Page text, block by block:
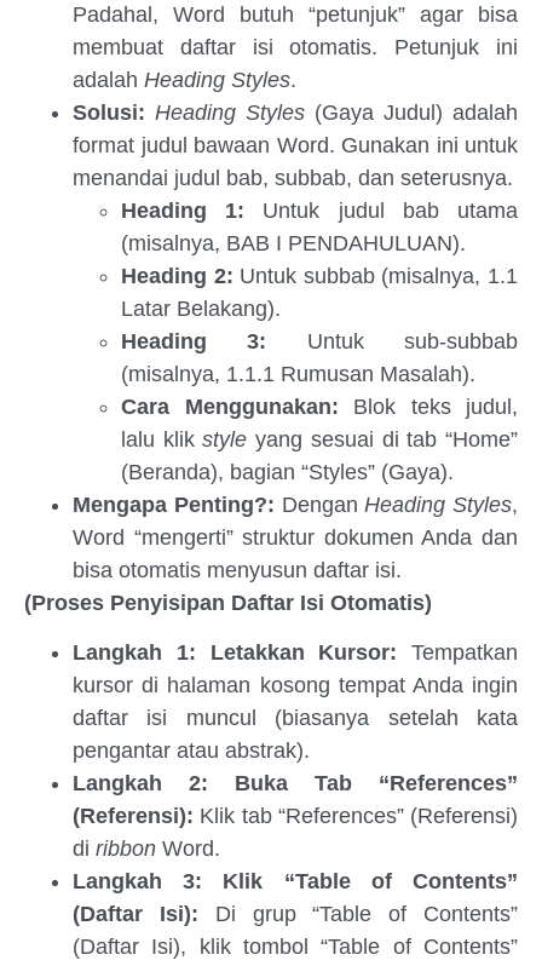
Padahal, Word butuh “petunjuk” agar bisa
membuat daftar isi otomatis. Petunjuk ini
adalah Heading Styles.
Solusi: Heading Styles (Gaya Judul) adalah
format judul bawaan Word. Gunakan ini untuk
menandai judul bab, subbab, dan seterusnya.
Heading 1: Untuk judul bab utama
(misalnya, BAB I PENDAHULUAN).
Heading 2: Untuk subbab (misalnya, 1.1
Latar Belakang).
Heading 3: Untuk sub-subbab
(misalnya, 1.1.1 Rumusan Masalah).
Cara Menggunakan: Blok teks judul,
lalu klikstyle yang sesuai di tab “Home”
(Beranda), bagian “Styles” (Gaya).
Mengapa Penting?: DenganHeading Styles,
Word “mengerti” struktur dokumen Anda dan
bisa otomatis menyusun daftar isi.
(Proses Penyisipan Daftar Isi Otomatis)
Langkah 1: Letakkan Kursor: Tempatkan
kursor di halaman kosong tempat Anda ingin
daftar isi muncul (biasanya setelah kata
pengantar atau abstrak).
Langkah 2: Buka Tab “References”
(Referensi): Klik tab “References” (Referensi)
di ribbon Word.
Langkah 3: Klik “Table of Contents”
(Daftar Isi): Di grup “Table of Contents”
(Daftar Isi), klik tombol “Table of Contents”